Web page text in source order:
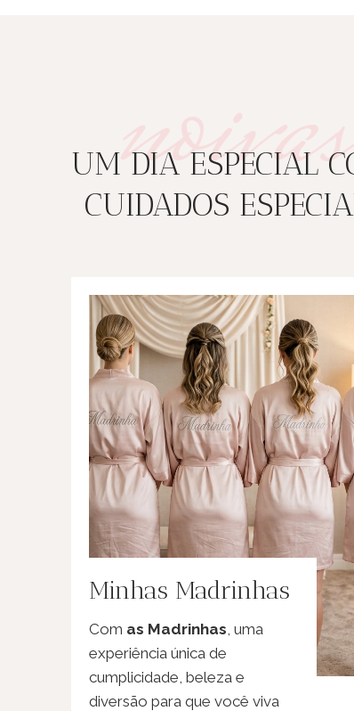
noivas
UM DIA ESPECIAL
CUIDADOS
Minhas Madrinhas
Com as Madrinhas , uma
experiência única de
cumplicidade, beleza e
diversão para que você viva